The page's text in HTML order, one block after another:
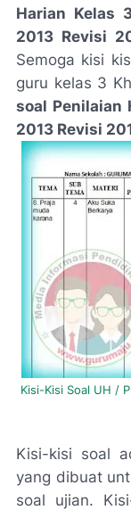
Harian Kelas
2013 Revisi
Semoga kisi
guru kelas 3
soal Penilaian
2013 Revisi
Kisi-Kisi Soal UH /
Kisi-kisi soal
yang dibuat
soal ujian.